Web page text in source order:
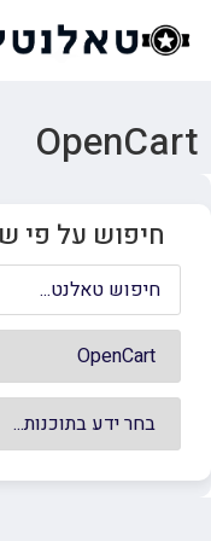
OpenCart
חיפוש על פי